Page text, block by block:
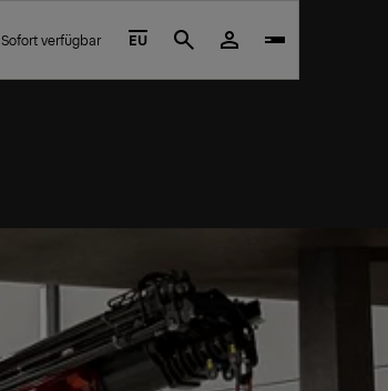
Sofort verfügbar EU Search